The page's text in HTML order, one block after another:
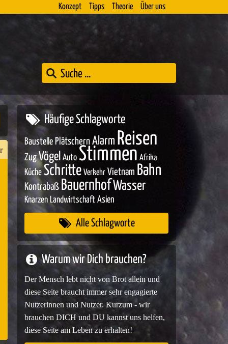
Konzept Tipps Theorie Über uns
Häufige Schlagworte
Baustelle Plätschern Alarm Reisen
Zug Vögel Auto Stimmen Afrika
Küche Schritte Verkehr Vietnam Bahn
Kontrabaß BauernhofWasser
Knarzen Landwirtschaft Asien
Alle Schlagworte
Warum wir Dich brauchen?
Der Mensch lebt nicht von Brot allein und
diese Seite braucht immer sehr engagierte
Nutzerinnen und Nutzer. Kurzum - wir
brauchen DICH und DU kannst uns helfen,
diese Seite am Leben zu erhalten!